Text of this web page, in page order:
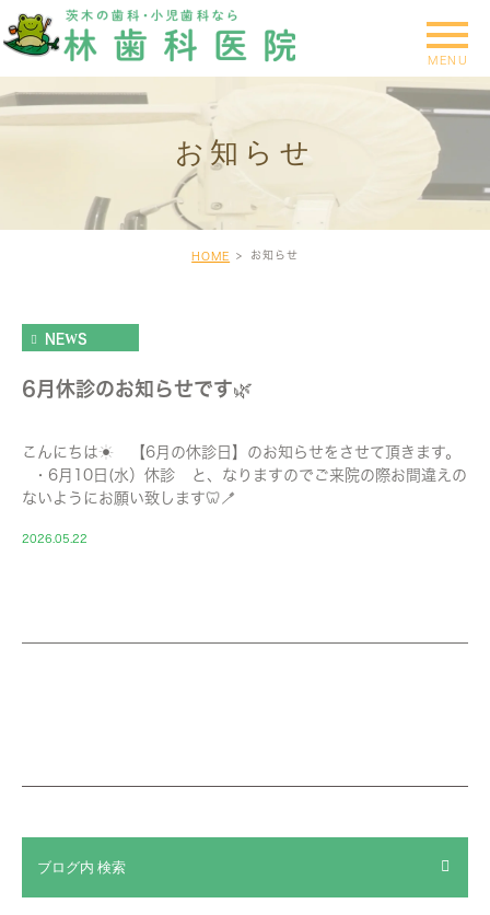
お知らせ
HOME お知らせ
NEWS
6月休診のお知らせです🌿
こんにちは☀️ 【6月の休診日】のお知らせをさせて頂きます。
・6月10日(水）休診 と、なりますのでご来院の際お間違えの
ないようにお願い致します🦷🪥
2026.05.22